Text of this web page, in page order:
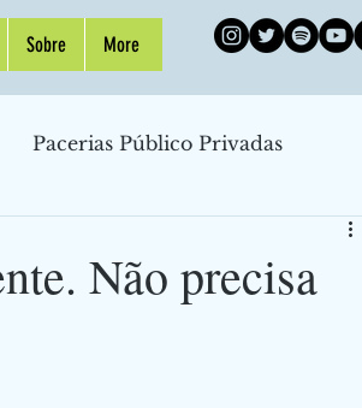
Sobre More
Pacerias Público Privadas
Não precisa